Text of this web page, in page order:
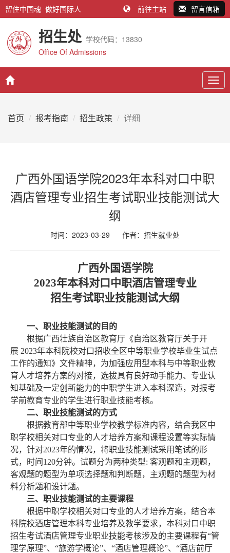
留住中国魂 做好国际人 前往主站 留言信箱
招生处 学校代码：13830
Office Of Admissions
首页 报考指南 招生政策 详细
广西外国语学院2023年本科对口中职
酒店管理专业招生考试职业技能测试大
纲
时间：2023-03-29 作者：招生就业处
广西外国语学院
2023年本科对口中职酒店管理专业
招生考试职业技能测试大纲
一、职业技能测试的目的
根据广西壮族自治区教育厅《自治区教育厅关于开
展 2023年本科院校对口招收全区中等职业学校毕业生试点
工作的通知》文件精神，为加强应用型本科与中等职业教
育人才培养方案的对接，选拔具有良好动手能力、专业认
知基础及一定创新能力的中职学生进入本科深造，对报考
学前教育专业的学生进行职业技能考核。
二、职业技能测试的方式
根据教育部中等职业学校教学标准内容，结合我区中
职学校相关对口专业的人才培养方案和课程设置等实际情
况，针对2023年的情况，将职业技能测试采用笔试的形
式，时间120分钟。试题分为两种类型: 客观题和主观题，
客观题的题型为单项选择题和判断题，主观题的题型为材
料分析题和设计题。
三、职业技能测试的主要课程
根据中职学校相关对口专业的人才培养方案，结合本
科院校酒店管理本科专业培养及教学要求，本科对口中职
招生考试酒店管理专业职业技能考核涉及的主要课程有“管
理学原理”、“旅游学概论”、“酒店管理概论”、“酒店前厅